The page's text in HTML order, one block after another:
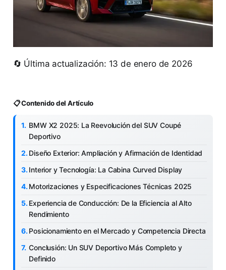
🔄 Última actualización: 13 de enero de 2026
📋 Contenido del Artículo
BMW X2 2025: La Reevolución del SUV Coupé
Deportivo
Diseño Exterior: Ampliación y Afirmación de Identidad
Interior y Tecnología: La Cabina Curved Display
Motorizaciones y Especificaciones Técnicas 2025
Experiencia de Conducción: De la Eficiencia al Alto
Rendimiento
Posicionamiento en el Mercado y Competencia Directa
Conclusión: Un SUV Deportivo Más Completo y
Definido